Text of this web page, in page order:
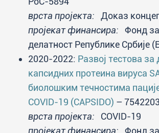
врста пројекта: Доказ
пројекат финансира: Фонд
делатност Републике Србије
2020-2022: Развој тестова за
капсидних протеина вируса
биолошким течностима
COVID-19 (CAPSIDO) – 7542203
врста пројекта: COVID-19
пројекат финансира: Фонд